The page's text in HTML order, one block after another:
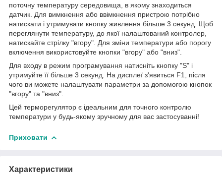
поточну температуру середовища, в якому знаходиться
датчик. Для вимкнення або ввімкнення пристрою потрібно
натискати і утримувати кнопку живлення більше 3 секунд. Щоб
переглянути температуру, до якої налаштований контролер,
натискайте стрілку "вгору". Для зміни температури або порогу
включення використовуйте кнопки "вгору" або "вниз".
Для входу в режим програмування натисніть кнопку "S" і
утримуйте її більше 3 секунд. На дисплеї з'явиться F1, після
чого ви можете налаштувати параметри за допомогою кнопок
"вгору" та "вниз".
Цей терморегулятор є ідеальним для точного контролю
температури у будь-якому зручному для вас застосуванні!
Приховати
Характеристики